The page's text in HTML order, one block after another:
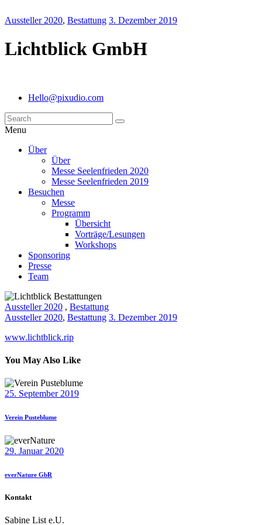
Aussteller 2020, Bestattung 3. Dezember 2019
Lichtblick GmbH
Hello@pixudio.com
Menu
Über
Über
Messe Seelenfrieden 2020
Messe Seelenfrieden 2019
Besuchen
Messe
Programm
Übersicht
Vorträge/Lesungen
Workshops
Sponsoring
Presse
Team
Aussteller 2020 , Bestattung
Aussteller 2020, Bestattung 3. Dezember 2019
www.lichtblick.rip
You May Also Like
25. September 2019
Verein Pusteblume
29. Januar 2020
everNature GbR
Kontakt
Sabine List e.U.